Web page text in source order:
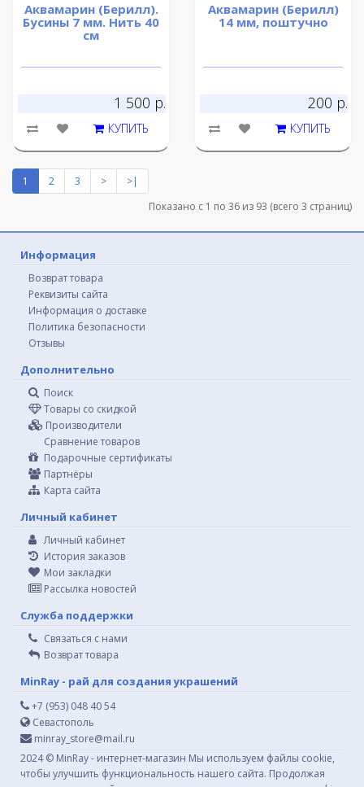
Аквамарин (Берилл).
Бусины 7 мм. Нить 40
см
1 500 р.
КУПИТЬ
Аквамарин (Берилл)
14 мм, поштучно
200 р.
КУПИТЬ
1 2 3 >
>|
Показано с 1 по 36 из 93 (всего 3 страниц)
Информация
Возврат товара
Реквизиты сайта
Информация о доставке
Политика безопасности
Отзывы
Дополнительно
Поиск
Товары со скидкой
Производители
Сравнение товаров
Подарочные сертификаты
Партнёры
Карта сайта
Личный кабинет
Личный кабинет
История заказов
Мои закладки
Рассылка новостей
Служба поддержки
Связаться с нами
Возврат товара
MinRay - рай для создания украшений
+7 (953) 048 40 54
Севастополь
minray_store@mail.ru
2024 © MinRay - интернет-магазин Мы используем файлы cookie,
чтобы улучшить функциональность нашего сайта. Продолжая